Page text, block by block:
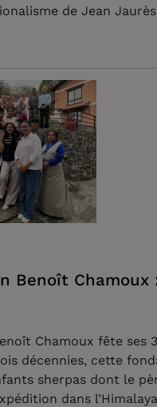
de Jean Jaurès
Benoît Chamoux
Chamoux fête ses
décennies, cette
sherpas dont le
dans